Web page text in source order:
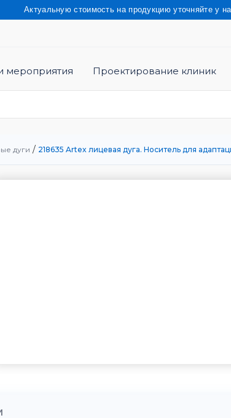
стоимость на продукцию уточняйте у наших
мероприятия Проектирование клиник
дуги / 218635 Artex лицевая дуга. Носитель для